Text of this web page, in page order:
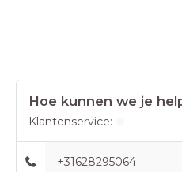
Hoe kunnen we je
Klantenservice:
+31628295064